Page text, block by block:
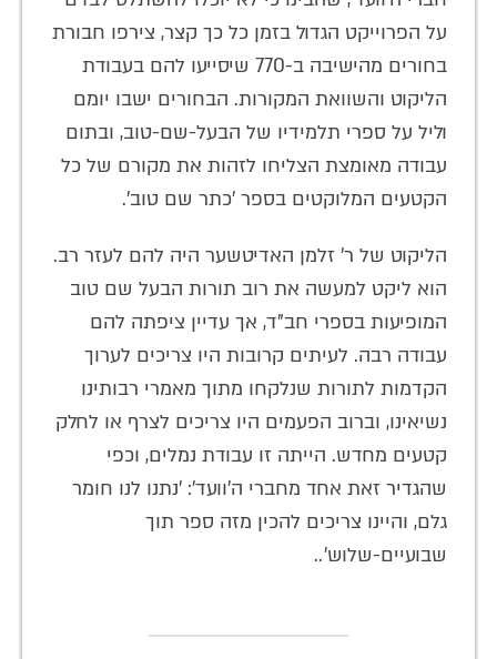
על הפרוייקט הגדול בזמן כל כך קצר, צירפו חבורת
בחורים מהישיבה ב-‏770 שיסייעו להם בעבודת
הליקוט והשוואת המקורות. הבחורים ישבו יומם
וליל על ספרי תלמידיו של הבעל-שם-טוב, ובתום
עבודה מאומצת הצליחו לזהות את מקורם של כל
הקטעים המלוקטים בספר 'כתר שם טוב'.
הליקוט של ר’ זלמן האדיטשער היה להם לעזר רב.
הוא ליקט למעשה את רוב תורות הבעל שם טוב
המופיעות בספרי חב”ד, אך עדיין ציפתה להם
עבודה רבה. לעיתים קרובות היו צריכים לערוך
הקדמות לתורות שנלקחו מתוך מאמרי רבותינו
נשיאינו, וברוב הפעמים היו צריכים לצרף או לחלק
קטעים מחדש. הייתה זו עבודת נמלים, וכפי
שהגדיר זאת אחד מחברי ה'וועד': 'נתנו לנו חומר
גלם, והיינו צריכים להכין מזה ספר תוך
שבועיים-שלוש'..